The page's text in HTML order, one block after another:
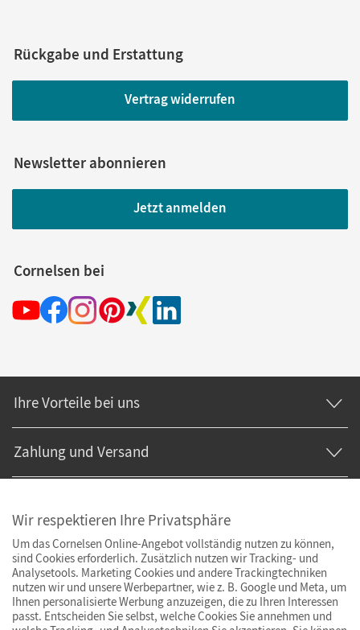
Rückgabe und Erstattung
Vertrag widerrufen
Newsletter abonnieren
Jetzt anmelden
Cornelsen bei
Ihre Vorteile bei uns
Zahlung und Versand
Wir respektieren Ihre Privatsphäre
Um das Cornelsen Online-Angebot vollständig nutzen zu können,
sind Cookies erforderlich. Zusätzlich nutzen wir Tracking- und
Analysetools. Marketing Cookies und andere Trackingtechniken
nutzen wir und unsere Werbepartner, wie z. B. Google und Meta, um
Ihnen personalisierte Werbung anzuzeigen, die zu Ihren Interessen
passt. Entscheiden Sie selbst, welche Cookies Sie annehmen und